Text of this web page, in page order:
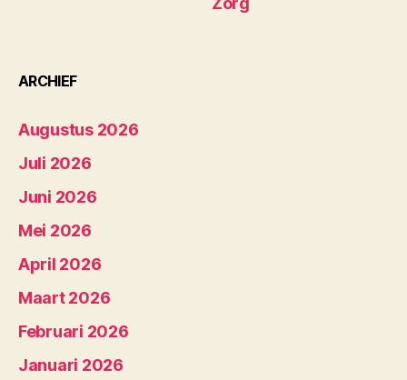
ARCHIEF
Augustus 2026
Juli 2026
Juni 2026
Mei 2026
April 2026
Maart 2026
Februari 2026
Januari 2026